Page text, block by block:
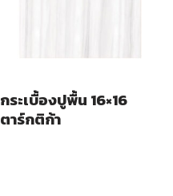
กระเบื้องปูพื้น 16×16
ตาร์กติก้า